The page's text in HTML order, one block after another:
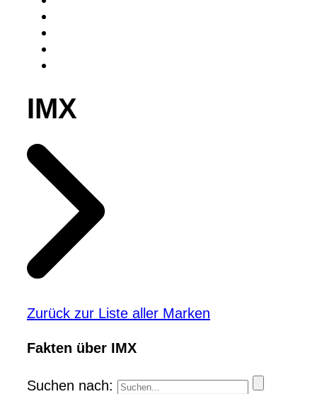
IMX
Zurück zur Liste aller Marken
Fakten über IMX
Suchen nach: